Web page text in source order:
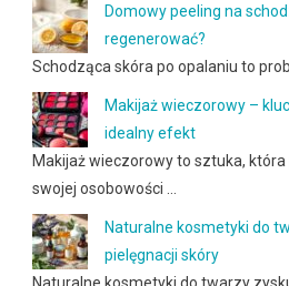
Domowy peeling na
regenerować?
Schodząca skóra po opalaniu to
Makijaż wieczorowy –
idealny efekt
Makijaż wieczorowy to sztuka,
swojej osobowości …
Naturalne kosmetyki do
pielęgnacji skóry
Naturalne kosmetyki do twarzy